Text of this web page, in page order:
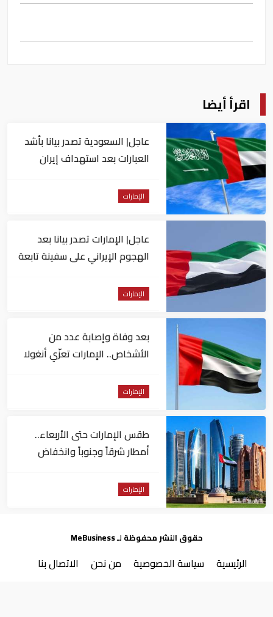
اقرأ أيضا
عاجل| السعودية تصدر بيانا بأشد
العبارات بعد استهداف إيران
الإمارات
عاجل| الإمارات تصدر بيانا بعد
الهجوم الإيراني على سفينة تابعة
الإمارات
بعد وفاة وإصابة عدد من
الأشخاص.. الإمارات تعزّي أنغولا
الإمارات
طقس الإمارات حتى الأربعاء..
أمطار شرقاً وجنوباً وانخفاض
الإمارات
حقوق النشر محفوظة لـ MeBusiness
الرئيسية سياسة الخصوصية من نحن الاتصال بنا